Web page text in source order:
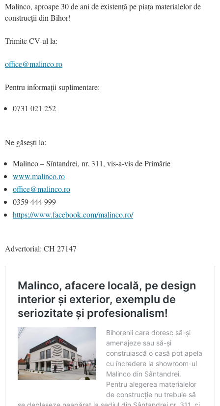
Malinco, aproape 30 de ani de existență pe piața materialelor de
construcții din Bihor!
Trimite CV-ul la:
office@malinco.ro
Pentru informații suplimentare:
0731 021 252
Ne găsești la:
Malinco – Sîntandrei, nr. 311, vis-a-vis de Primărie
www.malinco.ro
office@malinco.ro
0359 444 999
https://www.facebook.com/malinco.ro/
Advertorial: CH 27147